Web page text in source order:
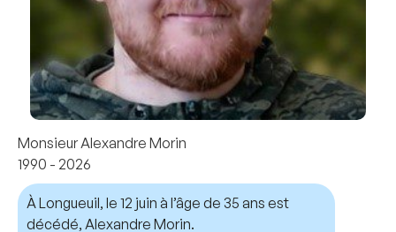
Monsieur Alexandre Morin
1990 - 2026
À Longueuil, le 12 juin à l’âge de 35 ans est
décédé, Alexandre Morin.